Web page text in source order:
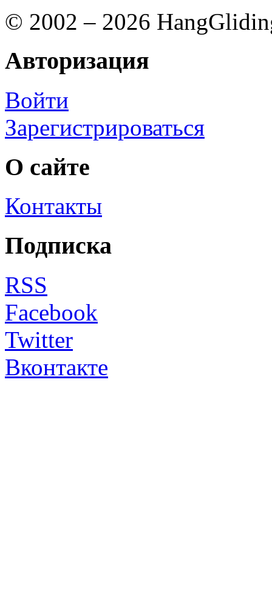
© 2002 – 2026
Авторизация
Войти
Зарегистрироваться
О сайте
Контакты
Подписка
RSS
Facebook
Twitter
Вконтакте